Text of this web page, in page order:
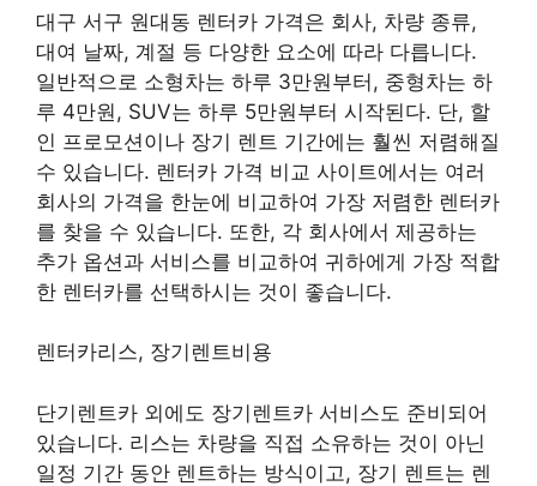
대구 서구 원대동 렌터카 가격은 회사, 차량 종류,
대여 날짜, 계절 등 다양한 요소에 따라 다릅니다.
일반적으로 소형차는 하루 3만원부터, 중형차는 하
루 4만원, SUV는 하루 5만원부터 시작된다. 단, 할
인 프로모션이나 장기 렌트 기간에는 훨씬 저렴해질
수 있습니다. 렌터카 가격 비교 사이트에서는 여러
회사의 가격을 한눈에 비교하여 가장 저렴한 렌터카
를 찾을 수 있습니다. 또한, 각 회사에서 제공하는
추가 옵션과 서비스를 비교하여 귀하에게 가장 적합
한 렌터카를 선택하시는 것이 좋습니다.
렌터카리스, 장기렌트비용
단기렌트카 외에도 장기렌트카 서비스도 준비되어
있습니다. 리스는 차량을 직접 소유하는 것이 아닌
일정 기간 동안 렌트하는 방식이고, 장기 렌트는 렌